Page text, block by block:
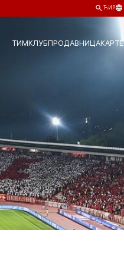
ЋИР
ТИМКЛУБПРОДАВНИЦАКАРТЕ